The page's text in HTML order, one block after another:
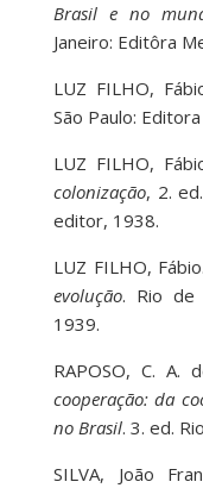
Brasil e no
Janeiro: Editôra
LUZ FILHO,
São Paulo:
LUZ FILHO,
colonização, 2.
editor, 1938.
LUZ FILHO, Fábio.
evolução. Rio de
1939.
RAPOSO, C. A.
cooperação: da
no Brasil. 3. ed.
SILVA, João